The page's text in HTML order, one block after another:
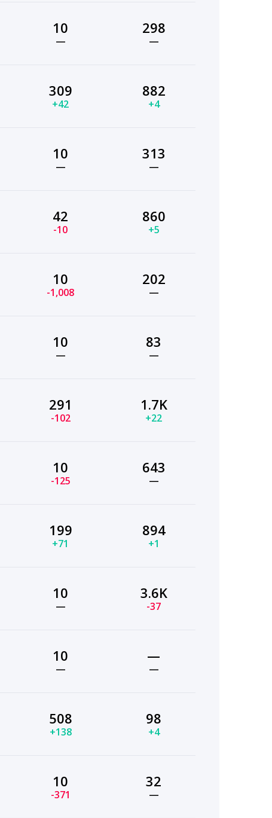
10
—
298
—
309
+42
882
+4
10
—
313
—
42
-10
860
+5
10
-1,008
202
—
10
—
83
—
291
-102
1.7K
+22
10
-125
643
—
199
+71
894
+1
10
—
3.6K
-37
10
—
—
—
508
+138
98
+4
10
-371
32
—